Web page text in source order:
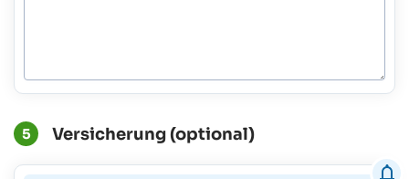
5 Versicherung (optional)